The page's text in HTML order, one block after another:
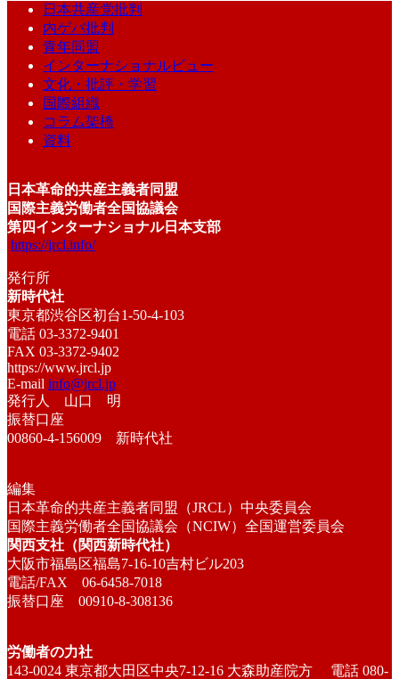
日本共産党批判
内ゲバ批判
青年同盟
インターナショナルビュー
文化・批評・学習
国際組織
コラム架橋
資料
日本革命的共産主義者同盟
国際主義労働者全国協議会
第四インターナショナル日本支部
https://jrcl.info/
発行所
新時代社
東京都渋谷区初台1-50-4-103
電話 03-3372-9401
FAX 03-3372-9402
https://www.jrcl.jp
E-mail info@jrcl.jp
発行人 山口 明
振替口座
00860-4-156009 新時代社
編集
日本革命的共産主義者同盟（JRCL）中央委員会
国際主義労働者全国協議会（NCIW）全国運営委員会
関西支社（関西新時代社）
大阪市福島区福島7-16-10吉村ビル203
電話/FAX 06-6458-7018
振替口座 00910-8-308136
労働者の力社
143-0024 東京都大田区中央7-12-16 大森助産院方 電話 080-